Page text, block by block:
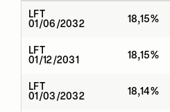
LFT
01/06/2032
18,15%
LFT
01/12/2031
18,15%
LFT
01/03/2032
18,14%